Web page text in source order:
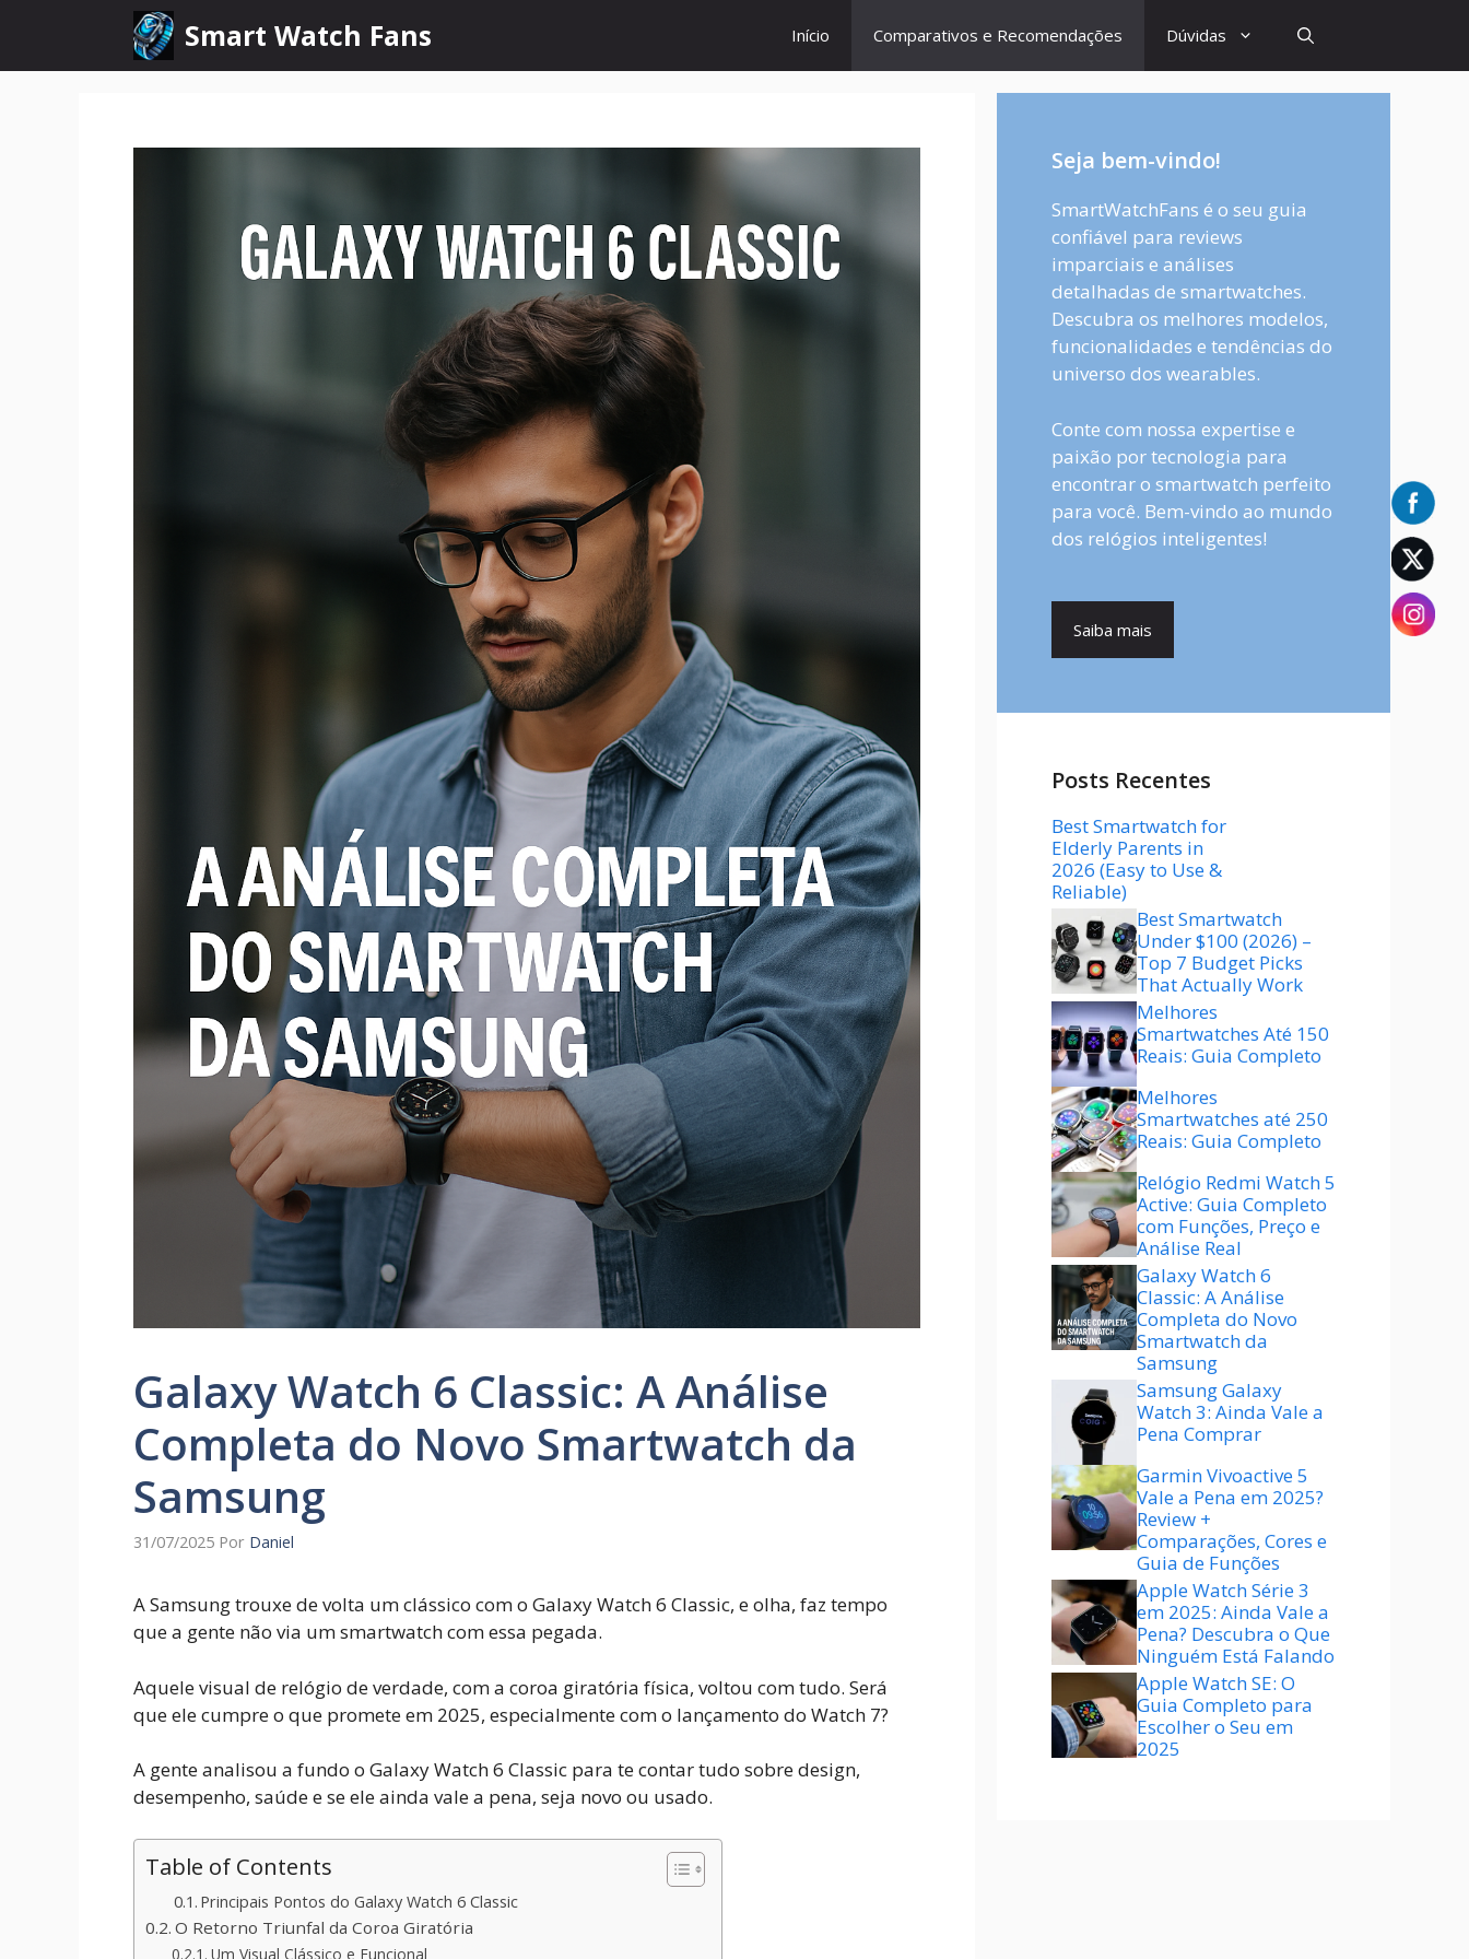
o
Smart Watch Fans Início Comparativos e Recomendações Dúvidas
Galaxy Watch 6 Classic: A Análise
Completa do Novo Smartwatch da
Samsung
31/07/2025 Por Daniel
A Samsung trouxe de volta um clássico com o Galaxy Watch 6 Classic, e olha, faz tempo
que a gente não via um smartwatch com essa pegada.
Aquele visual de relógio de verdade, com a coroa giratória física, voltou com tudo. Será
que ele cumpre o que promete em 2025, especialmente com o lançamento do Watch 7?
A gente analisou a fundo o Galaxy Watch 6 Classic para te contar tudo sobre design,
desempenho, saúde e se ele ainda vale a pena, seja novo ou usado.
Table of Contents
Principais Pontos do Galaxy Watch 6 Classic
O Retorno Triunfal da Coroa Giratória
Um Visual Clássico e Funcional
Seja bem-vindo!
SmartWatchFans é o seu guia
confiável para reviews
imparciais e análises
detalhadas de smartwatches.
Descubra os melhores modelos,
funcionalidades e tendências do
universo dos wearables.
Conte com nossa expertise e
paixão por tecnologia para
encontrar o smartwatch perfeito
para você. Bem-vindo ao mundo
dos relógios inteligentes!
Saiba mais
Posts Recentes
Best Smartwatch for
Elderly Parents in
2026 (Easy to Use &
Reliable)
Best Smartwatch
Under $100 (2026) –
Top 7 Budget Picks
That Actually Work
Melhores
Smartwatches Até 150
Reais: Guia Completo
Melhores
Smartwatches até 250
Reais: Guia Completo
Relógio Redmi Watch 5
Active: Guia Completo
com Funções, Preço e
Análise Real
Galaxy Watch 6
Classic: A Análise
Completa do Novo
Smartwatch da
Samsung
Samsung Galaxy
Watch 3: Ainda Vale a
Pena Comprar
Garmin Vivoactive 5
Vale a Pena em 2025?
Review +
Comparações, Cores e
Guia de Funções
Apple Watch Série 3
em 2025: Ainda Vale a
Pena? Descubra o Que
Ninguém Está Falando
Apple Watch SE: O
Guia Completo para
Escolher o Seu em
2025